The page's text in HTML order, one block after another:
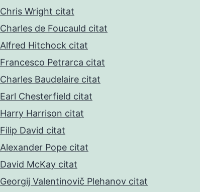
Chris Wright citat
Charles de Foucauld citat
Alfred Hitchock citat
Francesco Petrarca citat
Charles Baudelaire citat
Earl Chesterfield citat
Harry Harrison citat
Filip David citat
Alexander Pope citat
David McKay citat
Georgij Valentinovič Plehanov citat